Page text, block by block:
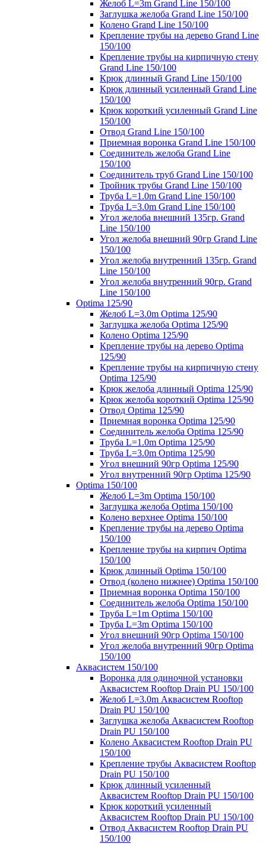
Желоб L=3m Grand Line 150/100
Заглушка желоба Grand Line 150/100
Колено Grand Line 150/100
Крепление трубы на дерево Grand Line
150/100
Крепление трубы на кирпичную стену
Grand Line 150/100
Крюк длинный Grand Line 150/100
Крюк длинный усиленный Grand Line
150/100
Крюк короткий усиленный Grand Line
150/100
Отвод Grand Line 150/100
Приемная воронка Grand Line 150/100
Соединитель желоба Grand Line
150/100
Соединитель труб Grand Line 150/100
Тройник трубы Grand Line 150/100
Труба L=1.0m Grand Line 150/100
Труба L=3.0m Grand Line 150/100
Угол желоба внешний 135гр. Grand
Line 150/100
Угол желоба внешний 90гр Grand Line
150/100
Угол желоба внутренний 135гр. Grand
Line 150/100
Угол желоба внутренний 90гр. Grand
Line 150/100
Optima 125/90
Желоб L=3.0m Optima 125/90
Заглушка желоба Optima 125/90
Колено Optima 125/90
Крепление трубы на дерево Optima
125/90
Крепление трубы на кирпичную стену
Optima 125/90
Крюк желоба длинный Optima 125/90
Крюк желоба короткий Optima 125/90
Отвод Optima 125/90
Приемная воронка Optima 125/90
Соединитель желоба Optima 125/90
Труба L=1.0m Optima 125/90
Труба L=3.0m Optima 125/90
Угол внешний 90гр Optima 125/90
Угол внутренний 90гр Optima 125/90
Optima 150/100
Желоб L=3m Optima 150/100
Заглушка желоба Optima 150/100
Колено верхнее Optima 150/100
Крепление трубы на дерево Optima
150/100
Крепление трубы на кирпич Optima
150/100
Крюк длинный Optima 150/100
Отвод (колено нижнее) Optima 150/100
Приемная воронка Optima 150/100
Соединитель желоба Optima 150/100
Труба L=1m Optima 150/100
Труба L=3m Optima 150/100
Угол внешний 90гр Optima 150/100
Угол желоба внутренний 90гр Optima
150/100
Аквасистем 150/100
Воронка для одиночной установки
Аквасистем Rooftop Drain PU 150/100
Желоб L=3.0m Аквасистем Rooftop
Drain PU 150/100
Заглушка желоба Аквасистем Rooftop
Drain PU 150/100
Колено Аквасистем Rooftop Drain PU
150/100
Крепление трубы Аквасистем Rooftop
Drain PU 150/100
Крюк длинный усиленный
Аквасистем Rooftop Drain PU 150/100
Крюк короткий усиленный
Аквасистем Rooftop Drain PU 150/100
Отвод Аквасистем Rooftop Drain PU
150/100